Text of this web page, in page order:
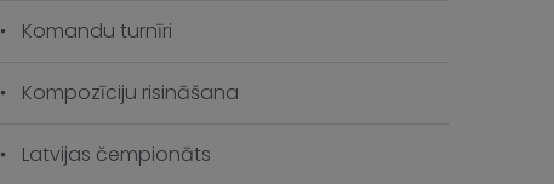
Komandu turnīri
Kompozīciju risināšana
Latvijas čempionāts